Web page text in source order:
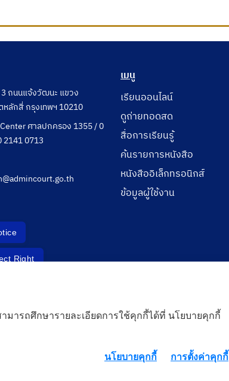
3 ถนนแจ้งวัฒนะ แขวง
หลักสี่ กรุงเทพฯ 10210
ศาลปกครอง 1355 / 0
2141 0713
Right
เมนู
เรียนออนไลน์
ดูถ่ายทอดสด
สื่อการเรียนรู้
ค้นรายการหนังสือ
หนังสืออิเล็กทรอนิกส์
ข้อมูลผู้ใช้งาน
มารถศึกษารายละเอียดการใช้คุกกี้ได้ที่ นโยบายคุกกี้
นโยบายคุกกี้ การตั้งค่าคุกกี้